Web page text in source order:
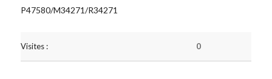
P47580/M34271/R34271
Visites : 0